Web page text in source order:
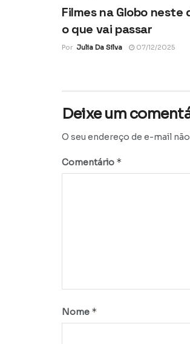
Filmes na Globo
o que vai passar
Por Julia Da Silva 07/12/2025
Deixe um
O seu endereço de e-mail
Comentário *
Nome *